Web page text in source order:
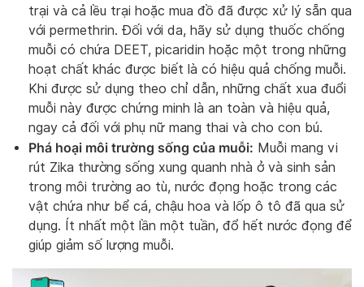
trại và cả lều trại hoặc mua đồ đã được xử lý sẵn qua
với permethrin. Đối với da, hãy sử dụng thuốc chống
muỗi có chứa DEET, picaridin hoặc một trong những
hoạt chất khác được biết là có hiệu quả chống muỗi.
Khi được sử dụng theo chỉ dẫn, những chất xua đuổi
muỗi này được chứng minh là an toàn và hiệu quả,
ngay cả đối với phụ nữ mang thai và cho con bú.
Phá hoại môi trường sống của muỗi: Muỗi mang vi
rút Zika thường sống xung quanh nhà ở và sinh sản
trong môi trường ao tù, nước đọng hoặc trong các
vật chứa như bể cá, chậu hoa và lốp ô tô đã qua sử
dụng. Ít nhất một lần một tuần, đổ hết nước đọng để
giúp giảm số lượng muỗi.